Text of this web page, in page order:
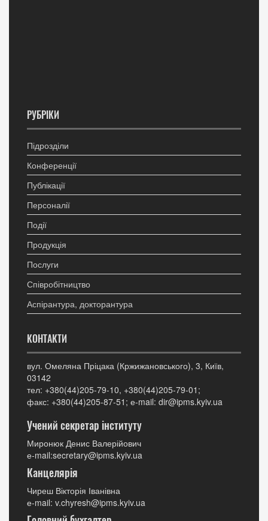
РУБРІКИ
Підрозділи
Конференції
Публікації
Персоналії
Події
Продукція
Послуги
Співробітництво
Аспірантура, докторантура
КОНТАКТИ
вул. Омеляна Пріцака (Кржижановського), 3, Київ,
03142
тел: +380(44)205-79-10, +380(44)205-79-01;
факс: +380(44)205-87-51; е-mail: dir@ipms.kyiv.ua
Учений секретар інституту
Миронюк Денис Валерійович
е-mail:secretary@ipms.kyiv.ua
Канцелярія
Чиреш Вікторія Іванівна
е-mail: v.chyresh@ipms.kyiv.ua